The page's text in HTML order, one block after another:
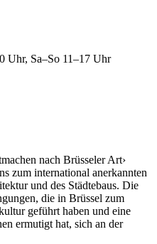
Uhr, Sa–So 11–17 Uhr
nach Brüsseler Art›
zum international anerkannten
und des Städtebaus. Die
die in Brüssel zum
geführt haben und eine
ermutigt hat, sich an der